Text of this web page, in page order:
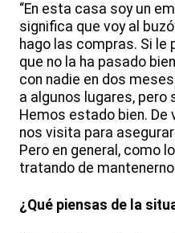
“En esta casa soy un
significa que voy al
hago las compras. Si le
que no la ha pasado
con nadie en dos
a algunos lugares, pero
Hemos estado bien. De
nos visita para
Pero en general, como
tratando de
¿Qué piensas de la